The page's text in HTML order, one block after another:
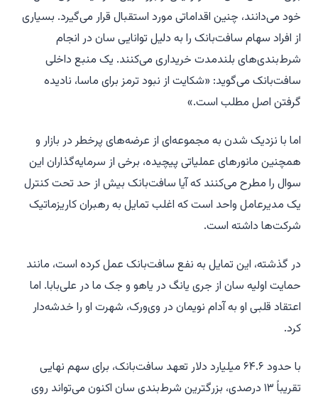
خود می‌دانند، چنین اقداماتی مورد استقبال قرار می‌گیرد. بسیاری
از افراد سهام سافت‌بانک را به دلیل توانایی سان در انجام
شرط‌بندی‌های بلندمدت خریداری می‌کنند. یک منبع داخلی
سافت‌بانک می‌گوید: «شکایت از نبود ترمز برای ماسا، نادیده
گرفتن اصل مطلب است.»
اما با نزدیک شدن به مجموعه‌ای از عرضه‌های پرخطر در بازار و
همچنین مانورهای عملیاتی پیچیده، برخی از سرمایه‌گذاران این
سوال را مطرح می‌کنند که آیا سافت‌بانک بیش از حد تحت کنترل
یک مدیرعامل واحد است که اغلب تمایل به رهبران کاریزماتیک
شرکت‌ها داشته است.
در گذشته، این تمایل به نفع سافت‌بانک عمل کرده است، مانند
حمایت اولیه سان از جری یانگ در یاهو و جک ما در علی‌بابا. اما
اعتقاد قلبی او به آدام نویمان در وی‌ورک، شهرت او را خدشه‌دار
کرد.
با حدود ۶۴.۶ میلیارد دلار تعهد سافت‌بانک، برای سهم نهایی
تقریباً ۱۳ درصدی، بزرگترین شرط‌بندی سان اکنون می‌تواند روی